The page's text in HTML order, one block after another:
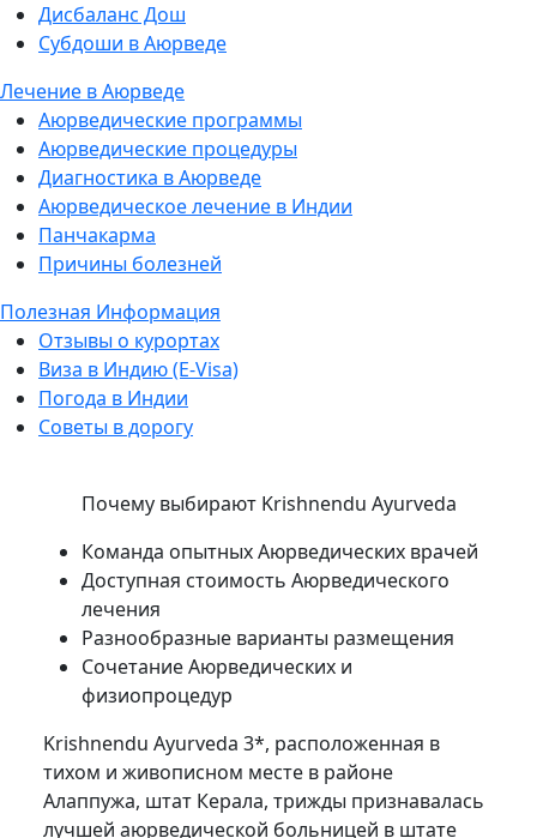
Дисбаланс Дош
Субдоши в Аюрведе
Лечение в Аюрведе
Аюрведические программы
Аюрведические процедуры
Диагностика в Аюрведе
Аюрведическое лечение в Индии
Панчакарма
Причины болезней
Полезная Информация
Отзывы о курортах
Виза в Индию (E-Visa)
Погода в Индии
Советы в дорогу
Почему выбирают Krishnendu Ayurveda
Команда опытных Аюрведических врачей
Доступная стоимость Аюрведического
лечения
Разнообразные варианты размещения
Сочетание Аюрведических и
физиопроцедур
Krishnendu Ayurveda 3*, расположенная в
тихом и живописном месте в районе
Алаппужа, штат Керала, трижды признавалась
лучшей аюрведической больницей в штате